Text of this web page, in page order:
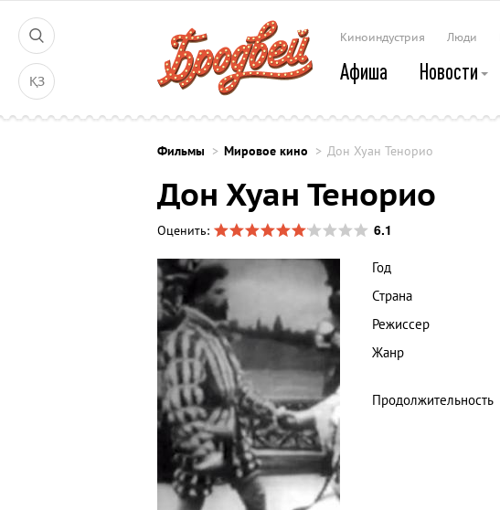
ҚЗ
Киноиндустрия Люди
Афиша Новости
Фильмы Мировое кино Дон Хуан Тенорио
Дон Хуан Тенорио
Оценить: 6.1
Год
Страна
Режиссер
Жанр
Продолжительность